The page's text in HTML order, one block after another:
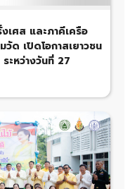
ศส และภาคีเครือ
ด เปิดโอกาสเยาวชน
ะหว่างวันที่ 27